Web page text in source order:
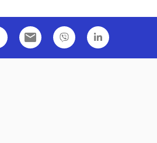
email